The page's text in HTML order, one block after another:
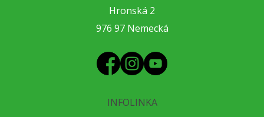
Hronská 2
976 97 Nemecká
INFOLINKA